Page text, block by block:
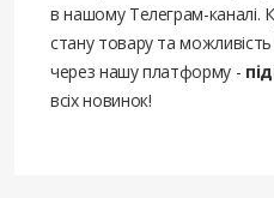
в нашому Телеграм-каналі.
стану товару та
через нашу платформу -
всіх новинок!